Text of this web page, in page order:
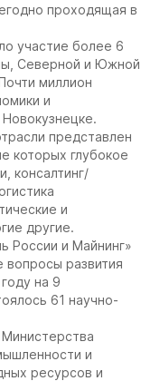
проходящая в
участие более 6
Северной и Южной
миллион
и
представлен
которых глубокое
консалтинг/
и
другие.
России и Майнинг»
развития
на 9
61 научно-
и
ресурсов и